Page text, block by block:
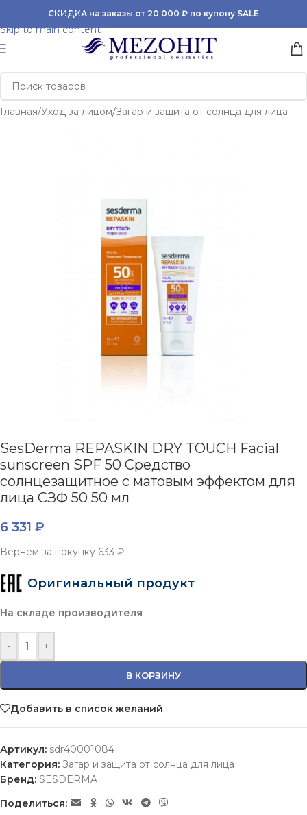
Skip to navigation
Skip to main content
СКИДКА на заказы от 20 000 ₽ по купону SALE
Главная/Уход за лицом/Загар и защита от солнца для лица
SesDerma REPASKIN DRY TOUCH Facial
sunscreen SPF 50 Средство
солнцезащитное с матовым эффектом для
лица СЗФ 50 50 мл
6 331 ₽
Вернем за покупку 633 ₽
Оригинальный продукт
На складе производителя
- +
В КОРЗИНУ
Добавить в список желаний
Артикул: sdr40001084
Категория: Загар и защита от солнца для лица
Бренд: SESDERMA
Поделиться: